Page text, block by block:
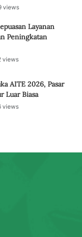
views
Layanan
Peningkatan
views
AITE 2026, Pasar
Luar Biasa
views